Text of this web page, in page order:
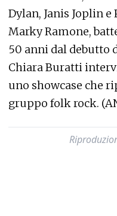
Dylan, Janis Joplin
Marky Ramone,
50 anni dal debutto
Chiara Buratti
uno showcase che
gruppo folk rock.